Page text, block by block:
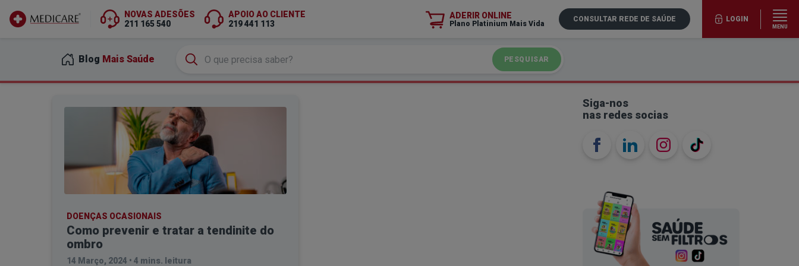
NOVAS ADESÕES
211 165 540
APOIO AO CLIENTE
219 441 113
ADERIR ONLINE
Plano Platinium Mais Vida
CONSULTAR REDE DE SAÚDE LOGIN
MENU
Blog Mais Saúde PESQUISAR
DOENÇAS OCASIONAIS
Como prevenir e tratar a tendinite do
ombro
14 Março, 2024 • 4 mins. leitura
Siga-nos
nas redes socias